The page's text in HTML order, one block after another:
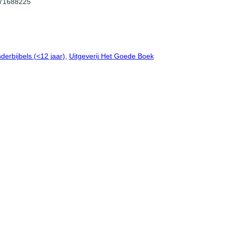
(<12 jaar) Uitgeverij Het Goede Boek